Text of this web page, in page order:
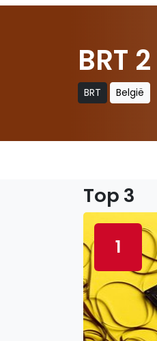
BRT
BRT België
Top 3
1